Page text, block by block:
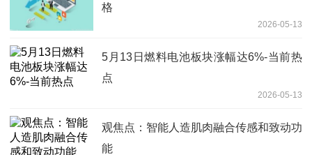
格
2026-05-13
5月13日燃料电池板块涨幅达6%-当前热
点
2026-05-13
观焦点：智能人造肌肉融合传感和致动功
能